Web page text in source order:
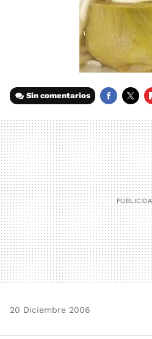
Sin comentarios
20 Diciembre 2006